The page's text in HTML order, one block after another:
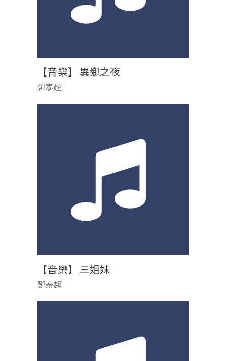
【音樂】 異鄉之夜
鄧泰超
【音樂】 三姐妹
鄧泰超